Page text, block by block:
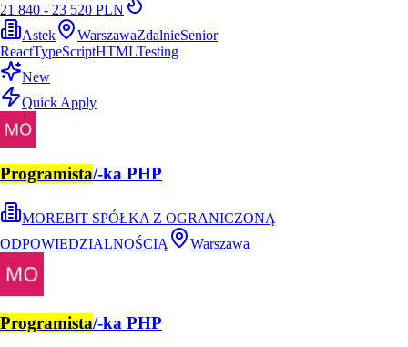
21 840 - 23 520 PLN
Astek
WarszawaZdalnieSenior
ReactTypeScriptHTMLTesting
New
Quick Apply
Programista/-ka PHP
MOREBIT SPÓŁKA Z OGRANICZONĄ
ODPOWIEDZIALNOŚCIĄ
Warszawa
Programista/-ka PHP